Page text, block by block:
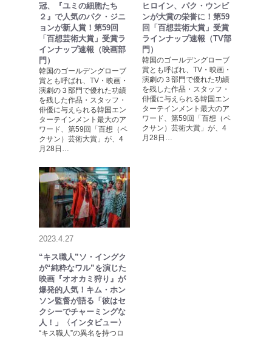
冠、『ユミの細胞たち
２』で人気のパク・ジニ
ョンが新人賞！第59回
「百想芸術大賞」受賞ラ
インナップ速報（映画部
門）
韓国のゴールデングローブ
賞とも呼ばれ、TV・映画・
演劇の３部門で優れた功績
を残した作品・スタッフ・
俳優に与えられる韓国エン
ターテインメント最大のア
ワード、第59回「百想（ペ
クサン）芸術大賞」が、4
月28日…
ヒロイン、パク・ウンビ
ンが大賞の栄誉に！第59
回「百想芸術大賞」受賞
ラインナップ速報（TV部
門）
韓国のゴールデングローブ
賞とも呼ばれ、TV・映画・
演劇の３部門で優れた功績
を残した作品・スタッフ・
俳優に与えられる韓国エン
ターテインメント最大のア
ワード、第59回「百想（ペ
クサン）芸術大賞」が、4
月28日…
2023.4.27
“キス職人”ソ・イングク
が“純粋なワル”を演じた
映画『オオカミ狩り』が
爆発的人気！キム・ホン
ソン監督が語る「彼はセ
クシーでチャーミングな
人！」〈インタビュー〉
“キス職人”の異名を持つロ